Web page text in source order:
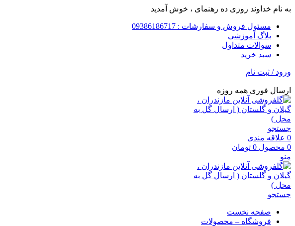
به نام خداوند روزی ده رهنمای ، خوش آمدید
مسئول فروش و سفارشات : 09386186717
بلاگ آموزشی
سوالات متداول
سبد خرید
ورود / ثبت نام
ارسال فوری همه روزه
جستجو
0 علاقه مندی
0 محصول 0 تومان
منو
جستجو
صفحه نخست
فروشگاه – محصولات